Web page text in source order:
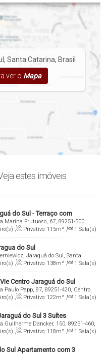
,Santa Catarina, Brasil
ver o Mapa
estes imóveis
do Sul - Terraço com
Marina Frutuoso, 67, 89251-500,
Catarina, Brasil
, Privativo: 115m² , 1 Sala(s)
, 1 Vaga(s)
do Sul
Jaraguá do Sul, Santa
, Privativo: 138m² , 1 Sala(s)
Centro Jaraguá do Sul
Paulo Papp, 87, 89251-420, Centro,
Brasil
, Privativo: 122m² , 1 Sala(s)
, 2 Vaga(s)
do Sul 3 Suítes
Guilherme Dancker, 150, 89251-460,
Catarina, Brasil
, Privativo: 118m² , 1 Sala(s)
Sul Apartamento com 3